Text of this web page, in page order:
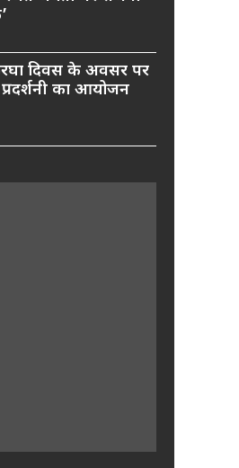
दिवस के अवसर पर
का आयोजन